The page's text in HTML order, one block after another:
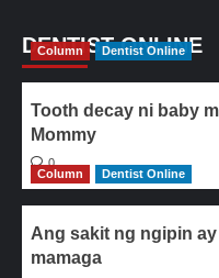
DENTIST ONLINE
Column Dentist Online
Tooth decay ni baby
Mommy
0
Column
Dentist Online
Ang sakit ng ngipin
mamaga